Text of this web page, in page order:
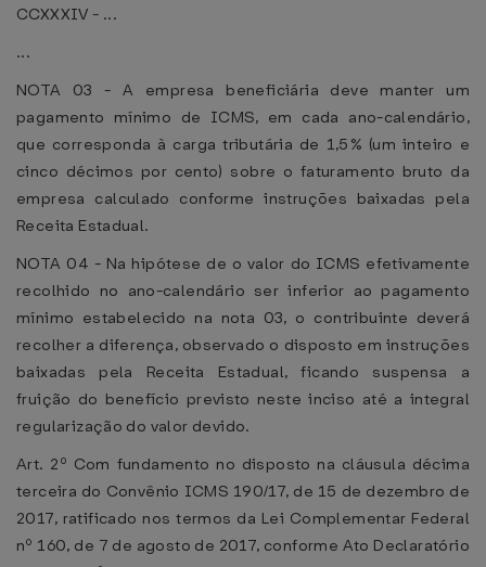
CCXXXIV - ...
...
NOTA 03 - A empresa beneficiária deve manter um
pagamento mínimo de ICMS, em cada ano-calendário,
que corresponda à carga tributária de 1,5% (um inteiro e
cinco décimos por cento) sobre o faturamento bruto da
empresa calculado conforme instruções baixadas pela
Receita Estadual.
NOTA 04 - Na hipótese de o valor do ICMS efetivamente
recolhido no ano-calendário ser inferior ao pagamento
mínimo estabelecido na nota 03, o contribuinte deverá
recolher a diferença, observado o disposto em instruções
baixadas pela Receita Estadual, ficando suspensa a
fruição do benefício previsto neste inciso até a integral
regularização do valor devido.
Art. 2º Com fundamento no disposto na cláusula décima
terceira do Convênio ICMS 190/17, de 15 de dezembro de
2017, ratificado nos termos da Lei Complementar Federal
nº 160, de 7 de agosto de 2017, conforme Ato Declaratório